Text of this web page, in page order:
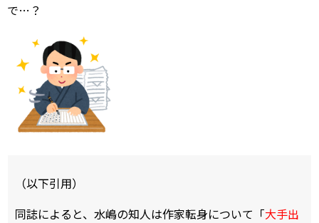
で…？
（以下引用）
同誌によると、水嶋の知人は作家転身について「大手出